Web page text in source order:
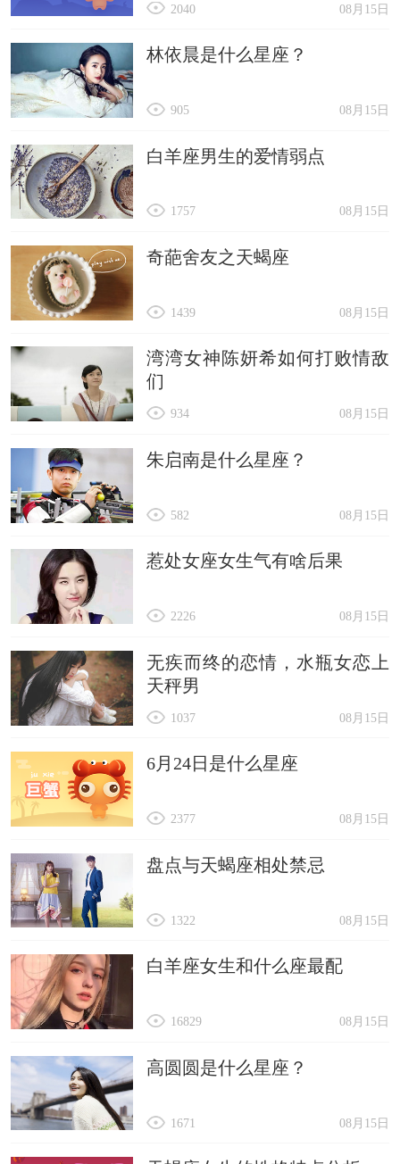
08月15日
2040
林依晨是什么星座？
08月15日
905
白羊座男生的爱情弱点
08月15日
1757
奇葩舍友之天蝎座
08月15日
1439
湾湾女神陈妍希如何打败情敌
们
08月15日
934
朱启南是什么星座？
08月15日
582
惹处女座女生气有啥后果
08月15日
2226
无疾而终的恋情，水瓶女恋上
天秤男
08月15日
1037
6月24日是什么星座
08月15日
2377
盘点与天蝎座相处禁忌
08月15日
1322
白羊座女生和什么座最配
08月15日
16829
高圆圆是什么星座？
08月15日
1671